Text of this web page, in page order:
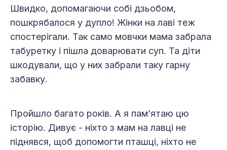
Швидко, допомагаючи собі дзьобом,
пошкрябалося у дупло! Жінки на лаві теж
спостерігали. Так само мовчки мама забрала
табуретку і пішла доварювати суп. Та діти
шкодували, що у них забрали таку гарну
забавку.
Пройшло багато років. А я пам’ятаю цю
історію. Дивує - ніхто з мам на лавці не
піднявся, щоб допомогти пташці, ніхто не